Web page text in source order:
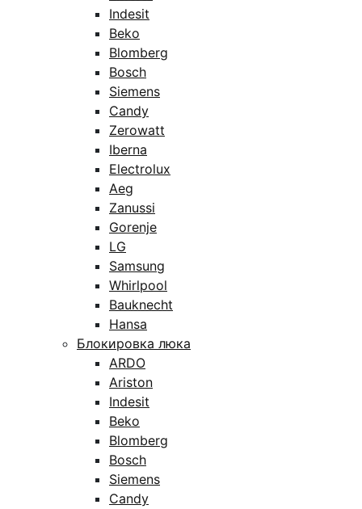
Indesit
Beko
Blomberg
Bosch
Siemens
Candy
Zerowatt
Iberna
Electrolux
Aeg
Zanussi
Gorenje
LG
Samsung
Whirlpool
Bauknecht
Hansa
Блокировка люка
ARDO
Ariston
Indesit
Beko
Blomberg
Bosch
Siemens
Candy